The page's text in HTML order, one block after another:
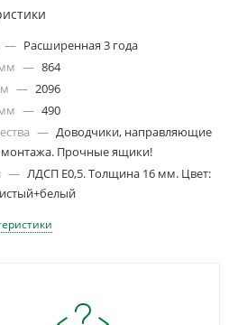
— Расширенная 3 года
— 864
— 2096
— 490
— Доводчики, направляющие
монтажа. Прочные ящики!
— ЛДСП Е0,5. Толщина 16 мм. Цвет: